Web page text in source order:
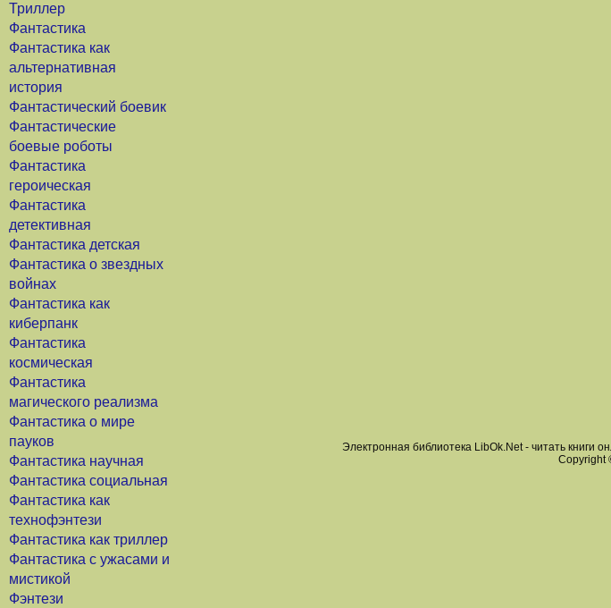
Триллер
Фантастика
Фантастика как
альтернативная
история
Фантастический боевик
Фантастические
боевые роботы
Фантастика
героическая
Фантастика
детективная
Фантастика детская
Фантастика о звездных
войнах
Фантастика как
киберпанк
Фантастика
космическая
Фантастика
магического реализма
Фантастика о мире
пауков
Фантастика научная
Фантастика социальная
Фантастика как
технофэнтези
Фантастика как триллер
Фантастика с ужасами и
мистикой
Фэнтези
Электронная библиотека LibOk.Net - читать книги
Copyright